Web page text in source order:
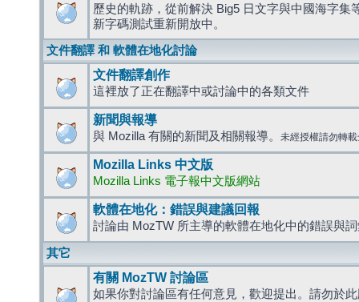
歷史的軌跡，從前解決 Big5 日文字與中國海字集
新字碼測試重新開放中。
文件翻譯 和 軟體在地化討論
文件翻譯創作
這裡放了正在翻譯中或討論中的各類文件
新聞與報導
與 Mozilla 有關的新聞及相關報導。 未經授權請勿轉
Mozilla Links 中文版
Mozilla Links 電子報中文版網站
軟體在地化：錯誤與建議回報
討論由 MozTW 所主導的軟體在地化中的錯誤與
其它
有關 MozTW 討論區
如果你對討論區有任何意見，歡迎提出。請勿於